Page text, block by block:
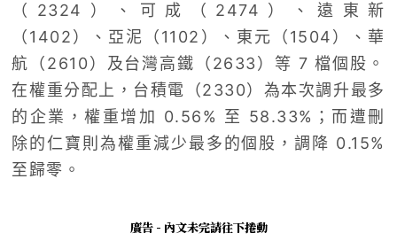
（2324）、可成（2474）、遠東新
（1402）、亞泥（1102）、東元（1504）、華
航（2610）及台灣高鐵（2633）等 7 檔個股。
在權重分配上，台積電（2330）為本次調升最多
的企業，權重增加 0.56% 至 58.33%；而遭刪
除的仁寶則為權重減少最多的個股，調降 0.15%
至歸零。
廣告 - 內文未完請往下捲動